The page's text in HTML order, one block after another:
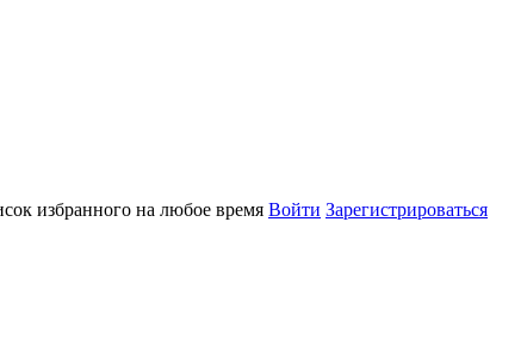
избранного на любое время Войти Зарегистрироваться